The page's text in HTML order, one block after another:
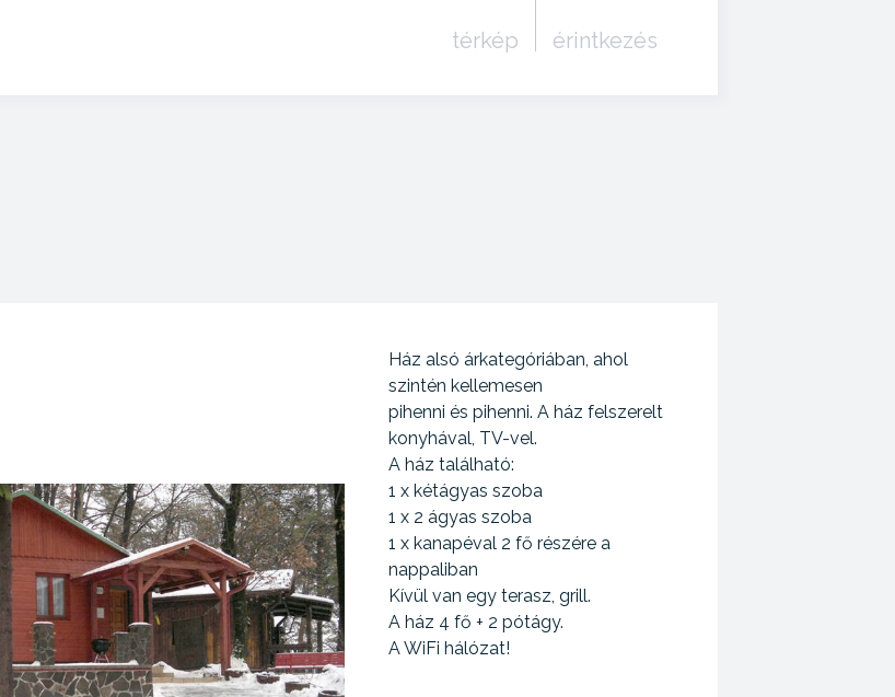
térkép érintkezés
Ház alsó árkategóriában, ahol
szintén kellemesen
pihenni és pihenni. A ház felszerelt
konyhával, TV-vel.
A ház található:
1 x kétágyas szoba
1 x 2 ágyas szoba
1 x kanapéval 2 fő részére a
nappaliban
Kívül van egy terasz, grill.
A ház 4 fő + 2 pótágy.
A WiFi hálózat!